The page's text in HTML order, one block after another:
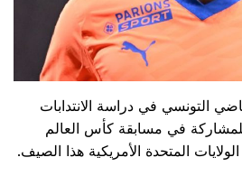
التونسي في دراسة الانتدابات
للمشاركة في مسابقة كأس العالم
المتحدة الأمريكية هذا الصيف.